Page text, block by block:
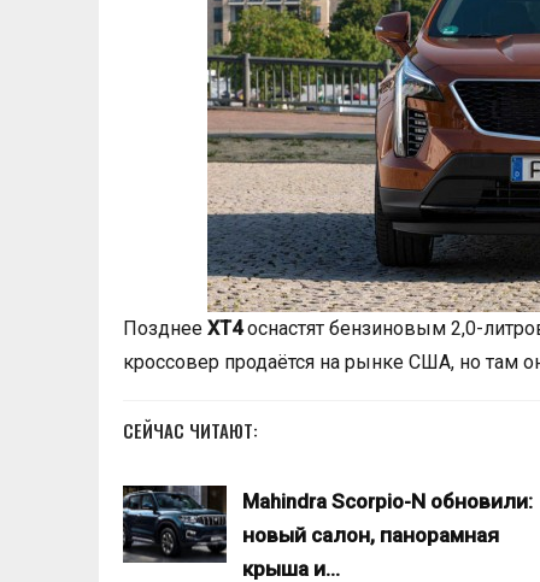
Позднее XT4оснастят бензиновым 2,0-
кроссовер продаётся на рынке США, но там
СЕЙЧАС ЧИТАЮТ:
Mahindra Scorpio-N обновили:
новый салон, панорамная
крыша и…